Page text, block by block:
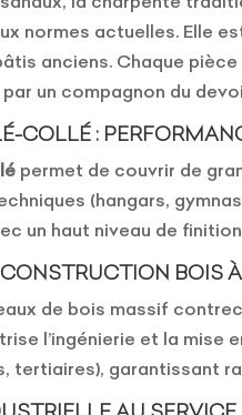
normes actuelles. Elle
anciens. Chaque
un compagnon du
COLLÉ :
permet de couvrir de
(hangars,
un haut niveau de
BOIS
de bois massif
l’ingénierie et la
tertiaires), garantissant